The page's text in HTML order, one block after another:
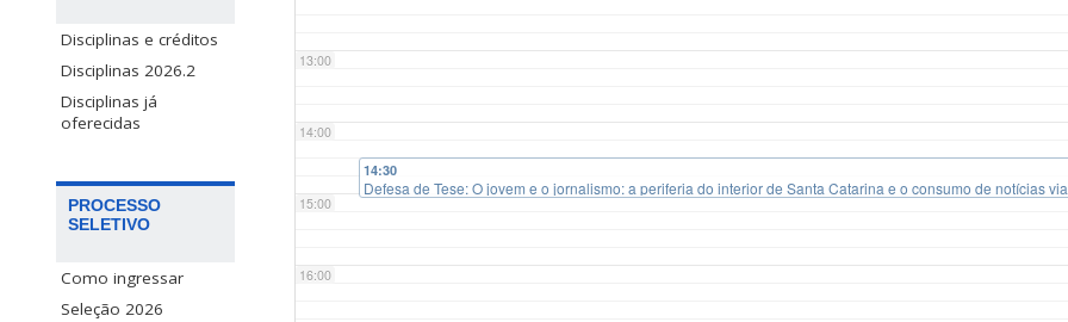
Disciplinas e créditos
Disciplinas 2026.2
Disciplinas já
oferecidas
PROCESSO
SELETIVO
Como ingressar
Seleção 2026
13:00
14:00
15:00
16:00
14:30
Defesa de Tese: O jovem e o jornalismo: a periferia do interior de Santa Catarina e o consumo de notícias